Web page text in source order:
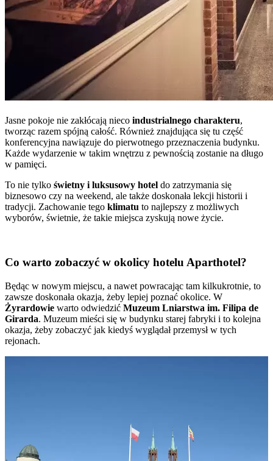
Jasne pokoje nie zakłócają nieco industrialnego charakteru,
tworząc razem spójną całość. Również znajdująca się tu część
konferencyjna nawiązuje do pierwotnego przeznaczenia budynku.
Każde wydarzenie w takim wnętrzu z pewnością zostanie na długo
w pamięci.
To nie tylko świetny i luksusowy hotel do zatrzymania się
biznesowo czy na weekend, ale także doskonała lekcji historii i
tradycji. Zachowanie tego klimatu to najlepszy z możliwych
wyborów, świetnie, że takie miejsca zyskują nowe życie.
Co warto zobaczyć w okolicy hotelu Aparthotel?
Będąc w nowym miejscu, a nawet powracając tam kilkukrotnie, to
zawsze doskonała okazja, żeby lepiej poznać okolice. W
Żyrardowie warto odwiedzić Muzeum Lniarstwa im. Filipa de
Girarda. Muzeum mieści się w budynku starej fabryki i to kolejna
okazja, żeby zobaczyć jak kiedyś wyglądał przemysł w tych
rejonach.